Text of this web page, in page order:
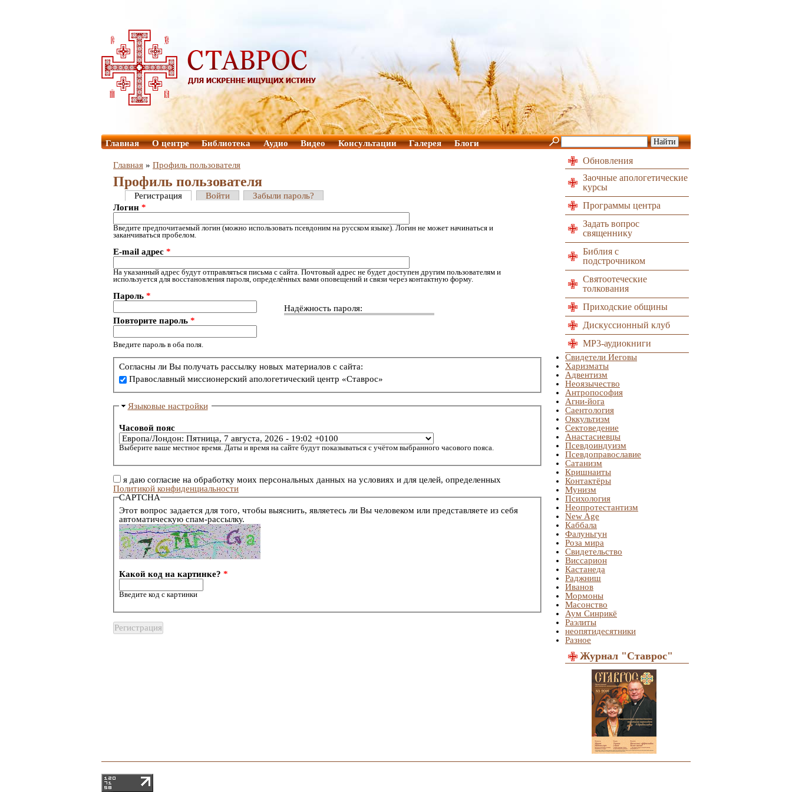
Главная О центре Библиотека Аудио Видео Консультации Галерея Блоги
Главная » Профиль пользователя
Профиль пользователя
Регистрация Войти
Забыли пароль?
Логин *
Введите предпочитаемый логин (можно использовать псевдоним на русском языке). Логин не может начинаться и
заканчиваться пробелом.
E-mail адрес *
На указанный адрес будут отправляться письма с сайта. Почтовый адрес не будет доступен другим пользователям и
используется для восстановления пароля, определённых вами оповещений и связи через контактную форму.
Надёжность пароля:
Пароль *
Повторите пароль *
Введите пароль в оба поля.
Согласны ли Вы получать рассылку новых материалов с сайта:
Православный миссионерский апологетический центр «Ставрос»
Языковые настройки
Часовой пояс
Выберите ваше местное время. Даты и время на сайте будут показываться с учётом выбранного часового пояса.
я даю согласие на обработку моих персональных данных на условиях и для целей, определенных
Политикой конфиденциальности
CAPTCHA
Этот вопрос задается для того, чтобы выяснить, являетесь ли Вы человеком или представляете из себя
автоматическую спам-рассылку.
Какой код на картинке? *
Введите код с картинки
Обновления
Заочные апологетические
курсы
Программы центра
Задать вопрос
священнику
Библия с
подстрочником
Святоотеческие
толкования
Приходские общины
Дискуссионный клуб
MP3-аудиокниги
Свидетели Иеговы
Харизматы
Адвентизм
Неоязычество
Антропософия
Агни-йога
Саентология
Оккультизм
Сектоведение
Анастасиевцы
Псевдоиндуизм
Псевдоправославие
Сатанизм
Кришнаиты
Контактёры
Мунизм
Психология
Неопротестантизм
New Age
Каббала
Фалуньгун
Роза мира
Свидетельство
Виссарион
Кастанеда
Раджниш
Иванов
Мормоны
Масонство
Аум Синрикё
Раэлиты
неопятидесятники
Разное
Журнал "Ставрос"